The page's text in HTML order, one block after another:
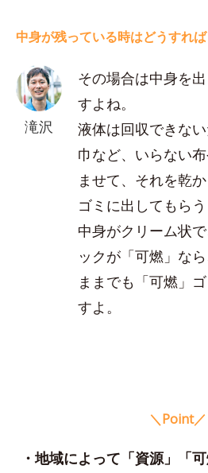
中身が残っている時はどうすれば
滝沢
その場合は中身を
すよね。
液体は回収できな
巾など、いらない
ませて、それを乾
ゴミに出してもら
中身がクリーム状
ックが「可燃」な
ままでも「可燃」
すよ。
＼Point／
・地域によって「資源」「